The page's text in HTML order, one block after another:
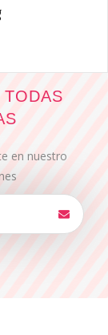
en nuestro